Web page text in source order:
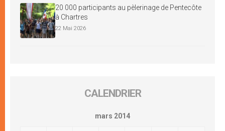
20 000 participants au pèlerinage de Pentecôte
à Chartres
22 Mai 2026
CALENDRIER
mars 2014